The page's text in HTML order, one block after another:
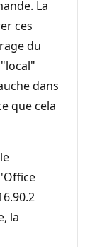
La
ces
du
dans
que cela
la